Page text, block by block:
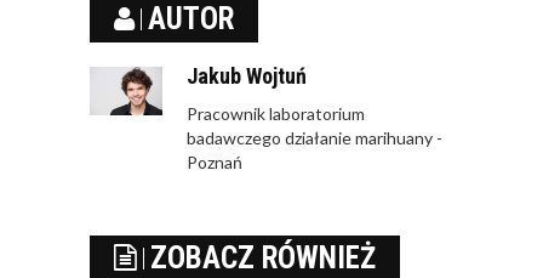
AUTOR
Jakub Wojtuń
Pracownik laboratorium
badawczego działanie marihuany -
Poznań
ZOBACZ RÓWNIEŻ